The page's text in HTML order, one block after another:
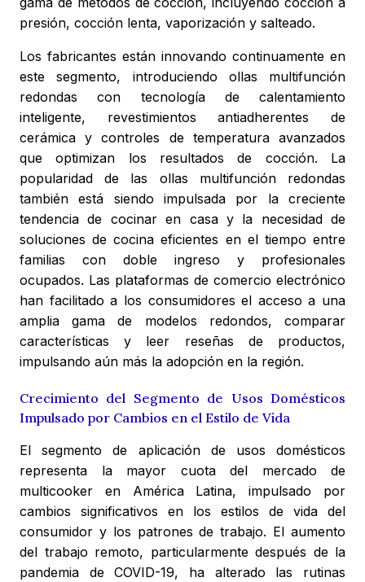
presión, cocción lenta, vaporización y salteado.
Los fabricantes están innovando continuamente en
este segmento, introduciendo ollas multifunción
redondas con tecnología de calentamiento
inteligente, revestimientos antiadherentes de
cerámica y controles de temperatura avanzados
que optimizan los resultados de cocción. La
popularidad de las ollas multifunción redondas
también está siendo impulsada por la creciente
tendencia de cocinar en casa y la necesidad de
soluciones de cocina eficientes en el tiempo entre
familias con doble ingreso y profesionales
ocupados. Las plataformas de comercio electrónico
han facilitado a los consumidores el acceso a una
amplia gama de modelos redondos, comparar
características y leer reseñas de productos,
impulsando aún más la adopción en la región.
Crecimiento del Segmento de Usos Domésticos
Impulsado por Cambios en el Estilo de Vida
El segmento de aplicación de usos domésticos
representa la mayor cuota del mercado de
multicooker en América Latina, impulsado por
cambios significativos en los estilos de vida del
consumidor y los patrones de trabajo. El aumento
del trabajo remoto, particularmente después de la
pandemia de COVID-19, ha alterado las rutinas